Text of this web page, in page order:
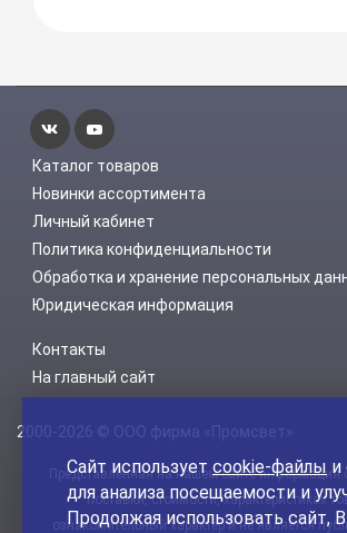
Каталог товаров
Новинки ассортимента
Личный кабинет
Политика конфиденциальности
Обработка и хранение персональных
Юридическая информация
Контакты
На главный сайт
2000-2026 © ООО фирма «Промсвет»
Представленная на нашем сайте информация
поставки, стоимости, характеристиках
ознакомительный характер и не является
Сайт используетcookie-файлы и
для анализа посещаемости и
Продолжая использовать сайт,